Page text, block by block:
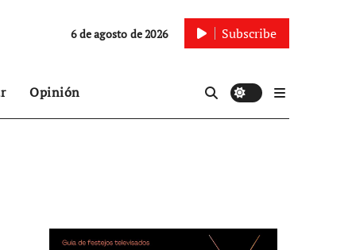
6 de agosto de 2026 Subscribe
Opinión